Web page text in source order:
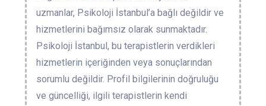
uzmanlar, Psikoloji İstanbul’a bağlı değildir ve
hizmetlerini bağımsız olarak sunmaktadır.
Psikoloji İstanbul, bu terapistlerin verdikleri
hizmetlerin içeriğinden veya sonuçlarından
sorumlu değildir. Profil bilgilerinin doğruluğu
ve güncelliği, ilgili terapistlerin kendi